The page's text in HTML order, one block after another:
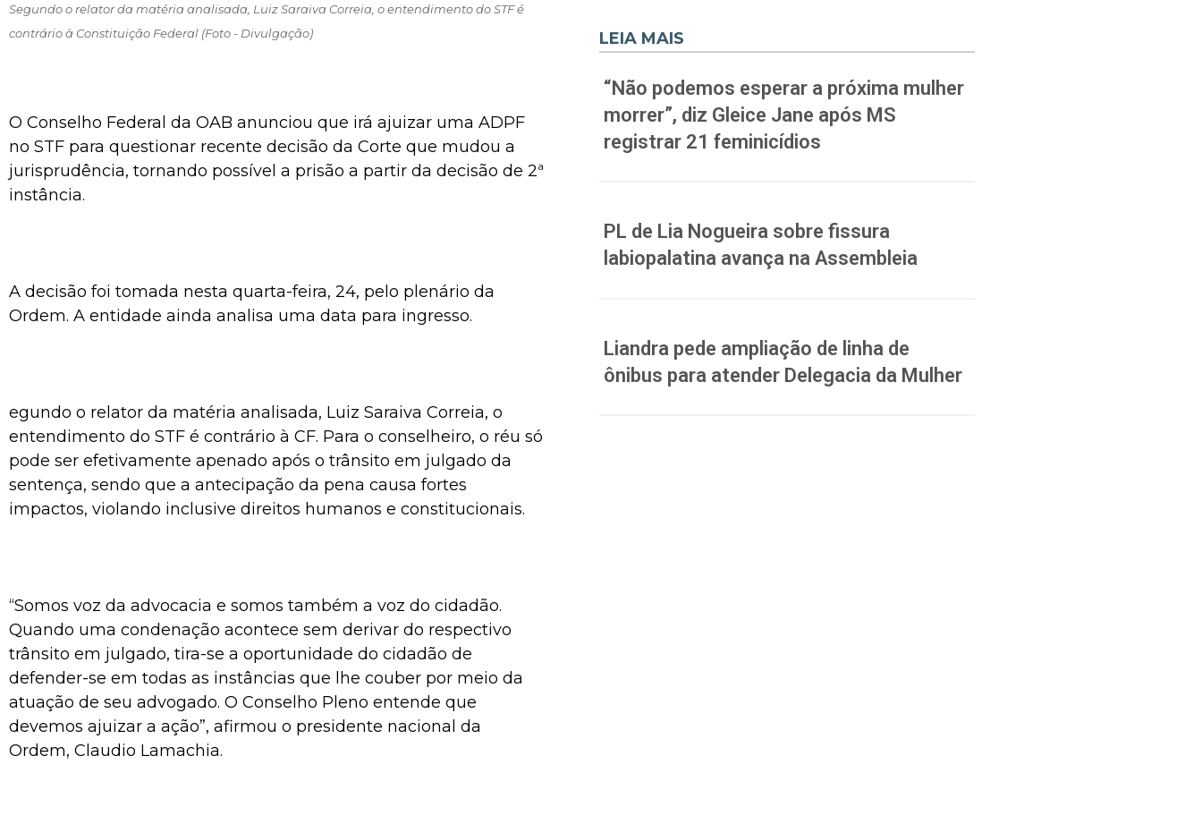
Segundo o relator da matéria analisada, Luiz Saraiva Correia, o entendimento do STF é
contrário à Constituição Federal (Foto - Divulgação)
O Conselho Federal da OAB anunciou que irá ajuizar uma ADPF
no STF para questionar recente decisão da Corte que mudou a
jurisprudência, tornando possível a prisão a partir da decisão de 2ª
instância.
A decisão foi tomada nesta quarta-feira, 24, pelo plenário da
Ordem. A entidade ainda analisa uma data para ingresso.
egundo o relator da matéria analisada, Luiz Saraiva Correia, o
entendimento do STF é contrário à CF. Para o conselheiro, o réu só
pode ser efetivamente apenado após o trânsito em julgado da
sentença, sendo que a antecipação da pena causa fortes
impactos, violando inclusive direitos humanos e constitucionais.
“Somos voz da advocacia e somos também a voz do cidadão.
Quando uma condenação acontece sem derivar do respectivo
trânsito em julgado, tira-se a oportunidade do cidadão de
defender-se em todas as instâncias que lhe couber por meio da
atuação de seu advogado. O Conselho Pleno entende que
devemos ajuizar a ação”, afirmou o presidente nacional da
Ordem, Claudio Lamachia.
LEIA MAIS
“Não podemos esperar a próxima mulher
morrer”, diz Gleice Jane após MS
registrar 21 feminicídios
PL de Lia Nogueira sobre fissura
labiopalatina avança na Assembleia
Liandra pede ampliação de linha de
ônibus para atender Delegacia da Mulher